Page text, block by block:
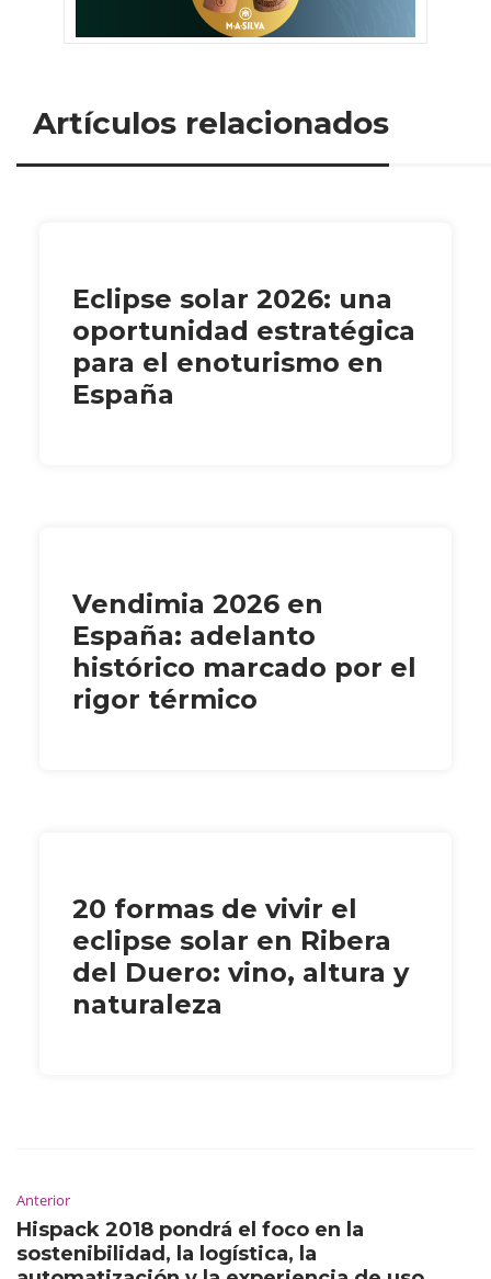
Artículos relacionados
Eclipse solar 2026: una
oportunidad estratégica
para el enoturismo en
España
Vendimia 2026 en
España: adelanto
histórico marcado por el
rigor térmico
20 formas de vivir el
eclipse solar en Ribera
del Duero: vino, altura y
naturaleza
Anterior
Hispack 2018 pondrá el foco en la
sostenibilidad, la logística, la